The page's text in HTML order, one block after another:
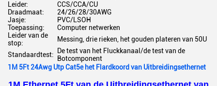
Leider:
CCS/CCA/CU
Draadmaat:
24/26/28/30AWG
Jasje:
PVC/LSOH
Toepassing:
Computer netwerken
Leider van de
stop:
Messing, drie rieken, het gouden plateren van 50U
Standaardtest:
De test van het Fluckkanaal/de test van de
Botcomponent
1M 5Ft 24Awg Utp Cat5e het Flardkoord van Uitbreidingsethernet